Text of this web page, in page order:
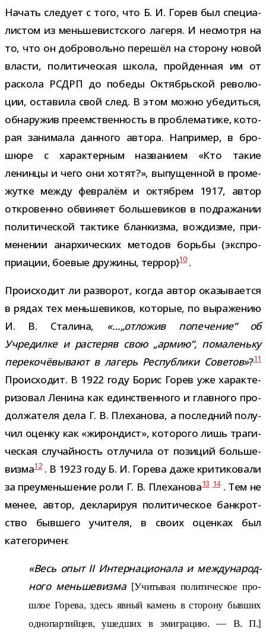
Начать сле­дует с того, что Б. И. Горев был спе­ци­а­
ли­стом из мень­ше­вист­ского лагеря. И несмотря на
то, что он доб­ро­вольно пере­шёл на сто­рону новой
вла­сти, поли­ти­че­ская школа, прой­ден­ная им от
рас­кола РСДРП до победы Октябрьской рево­лю­
ции, оста­вила свой след. В этом можно убе­диться,
обна­ру­жив пре­ем­ствен­ность в про­бле­ма­тике, кото­
рая зани­мала дан­ного автора. Например, в бро­
шюре с харак­тер­ным назва­нием «Кто такие
ленинцы и чего они хотят?», выпу­щен­ной в про­ме­
жутке между фев­ра­лём и октяб­рем 1917, автор
откро­венно обви­няет боль­ше­ви­ков в под­ра­жа­нии
поли­ти­че­ской так­тике блан­кизма, вождизме, при­
ме­не­нии анар­хи­че­ских мето­дов борьбы (экс­про­
при­а­ции, бое­вые дру­жины, тер­рор)10.
Происходит ли раз­во­рот, когда автор ока­зы­ва­ется
в рядах тех мень­ше­ви­ков, кото­рые, по выра­же­нию
И. В. Сталина, «…„отло­жив попе­че­ние“ об
Учредилке и рас­те­ряв свою „армию“, пома­леньку
пере­ко­чё­вы­вают в лагерь Республики Советов»?11
Происходит. В 1922 году Борис Горев уже харак­те­
ри­зо­вал Ленина как един­ствен­ного и глав­ного про­
дол­жа­теля дела Г. В. Плеханова, а послед­ний полу­
чил оценку как «жирон­дист», кото­рого лишь тра­ги­
че­ская слу­чай­ность отлу­чила от пози­ций боль­ше­
визма12. В 1923 году Б. И. Горева даже кри­ти­ко­вали
за пре­умень­ше­ние роли Г. В. Плеханова13 14. Тем не
менее, автор, декла­ри­руя поли­ти­че­ское банк­рот­
ство быв­шего учи­теля, в своих оцен­ках был
категоричен:
«Весь опыт II Интернационала и меж­ду­на­род­
ного мень­ше­визма [Учитывая поли­ти­че­ское про­
шлое Горева, здесь явный камень в сто­рону быв­ших
одно­пар­тий­цев, ушед­ших в эми­гра­цию. — В. П.]